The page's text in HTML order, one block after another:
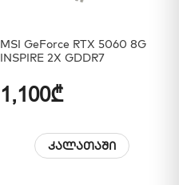
MSI GeForce RTX 5060 8G
INSPIRE 2X GDDR7
1,100₾
კალათაში